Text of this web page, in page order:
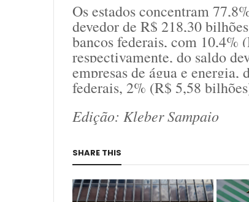
Os estados concentram
devedor de R$ 218,30
bancos federais, com 10,4%
respectivamente, do saldo
empresas de água e
federais, 2% (R$ 5,58
Edição: Kleber Sampaio
SHARE THIS